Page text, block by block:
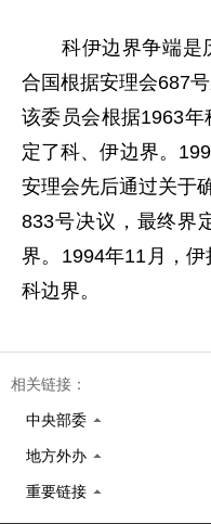
科伊边界争端是
合国根据安理会687
该委员会根据1963年
定了科、伊边界。
安理会先后通过关于
833号决议，最终界
界。1994年11月，
科边界。
相关链接：
中央部委
地方外办
重要链接